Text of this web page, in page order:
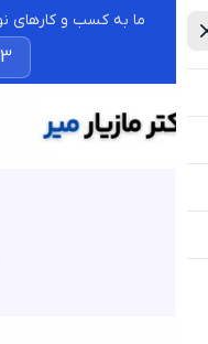
ما به کسب و کارهای